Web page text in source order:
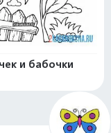
и бабочки